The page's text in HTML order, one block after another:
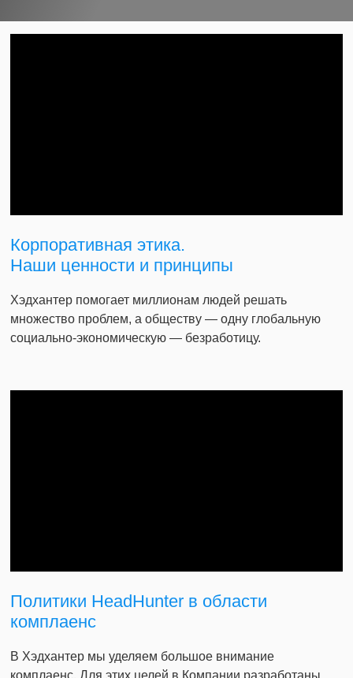
Корпоративная этика.
Наши ценности и принципы
Хэдхантер помогает миллионам людей решать
множество проблем, а обществу — одну глобальную
социально-экономическую — безработицу.
Политики HeadHunter в области
комплаенс
В Хэдхантер мы уделяем большое внимание